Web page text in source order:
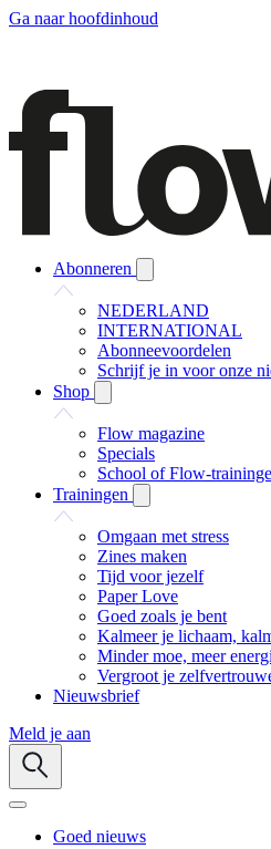
Ga naar hoofdinhoud
Abonneren
NEDERLAND
INTERNATIONAL
Abonneevoordelen
Schrijf je in voor onze
Shop
Flow magazine
Specials
School of Flow-
Trainingen
Omgaan met stress
Zines maken
Tijd voor jezelf
Paper Love
Goed zoals je bent
Kalmeer je lichaam,
Minder moe, meer
Vergroot je
Nieuwsbrief
Meld je aan
Goed nieuws